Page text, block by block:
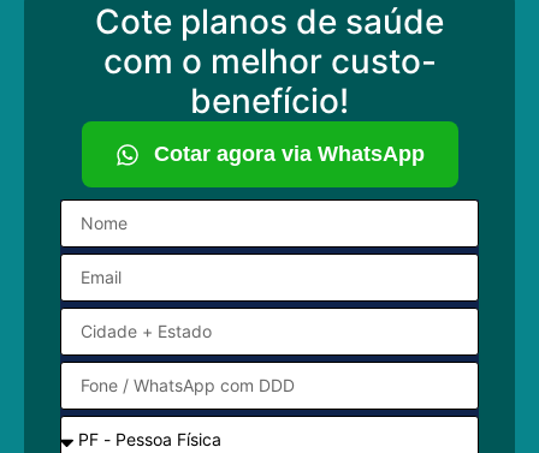
Cote planos de saúde
com o melhor custo-
benefício!
Cotar agora via WhatsApp